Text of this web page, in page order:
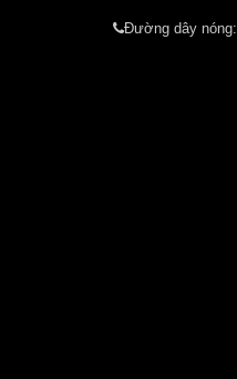
Đường dây nóng: